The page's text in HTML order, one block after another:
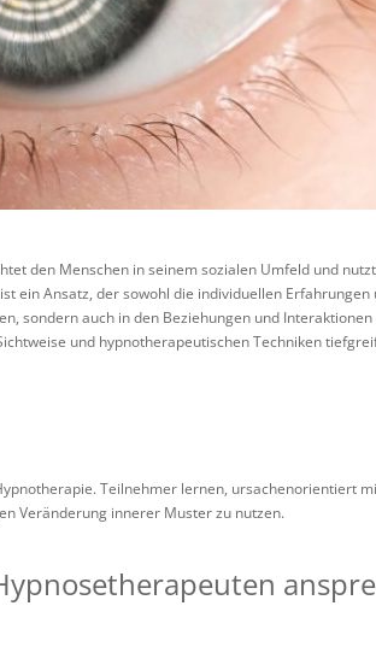
den Menschen in seinem sozialen Umfeld und
ein Ansatz, der sowohl die individuellen
sondern auch in den Beziehungen und
und hypnotherapeutischen Techniken
Teilnehmer lernen, ursachenorientiert
Veränderung innerer Muster zu nutzen.